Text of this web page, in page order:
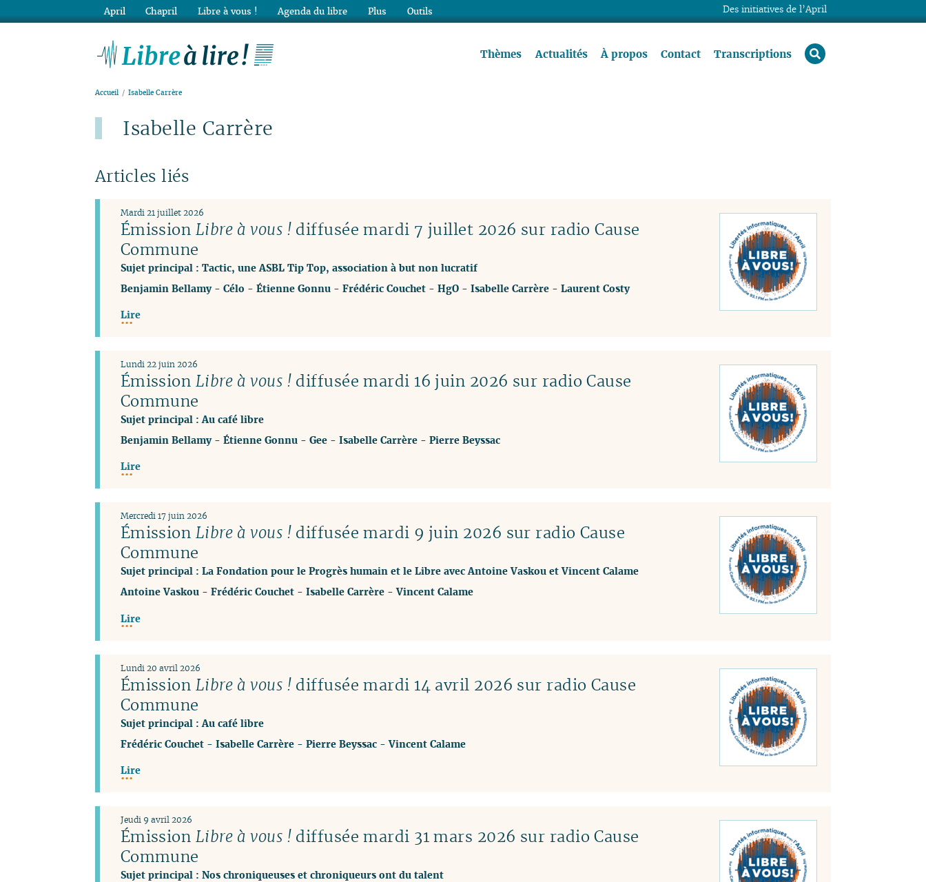
Thèmes Actualités À propos Contact Transcriptions rechercher
Accueil Isabelle Carrère
Isabelle Carrère
Articles liés
Émission Libre à vous !diffusée mardi 7 juillet 2026 sur radio Cause
Commune
Sujet principal : Tactic, une ASBL Tip Top, association à but non lucratif
Mardi 21 juillet 2026
Benjamin Bellamy- Célo - Étienne Gonnu- Frédéric Couchet- HgO- Isabelle Carrère- Laurent Costy
Lire
Émission Libre à vous !diffusée mardi 16 juin 2026 sur radio Cause
Commune
Sujet principal : Au café libre
Lundi 22 juin 2026
Benjamin Bellamy- Étienne Gonnu- Gee- Isabelle Carrère- Pierre Beyssac
Lire
Émission Libre à vous !diffusée mardi 9 juin 2026 sur radio Cause
Commune
Sujet principal : La Fondation pour le Progrès humain et le Libre avec Antoine Vaskou et Vincent Calame
Mercredi 17 juin 2026
Antoine Vaskou- Frédéric Couchet- Isabelle Carrère-Vincent Calame
Lire
Émission Libre à vous !diffusée mardi 14 avril 2026 sur radio Cause
Commune
Sujet principal : Au café libre
Lundi 20 avril 2026
Frédéric Couchet- Isabelle Carrère- Pierre Beyssac-Vincent Calame
Lire
Émission Libre à vous !diffusée mardi 31 mars 2026 sur radio Cause
Commune
Sujet principal : Nos chroniqueuses et chroniqueurs ont du talent
Jeudi 9 avril 2026
Des initiatives de l’April
April Chapril Libre à vous ! Agenda du libre Plus Outils